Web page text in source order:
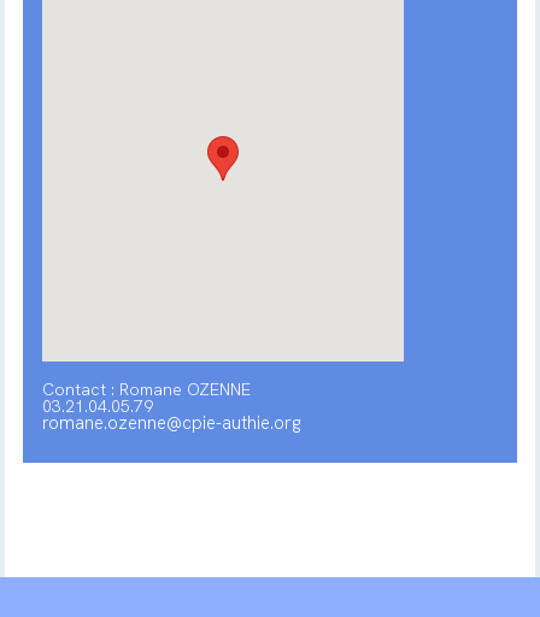
Contact : Romane OZENNE
03.21.04.05.79
romane.ozenne@cpie-authie.org